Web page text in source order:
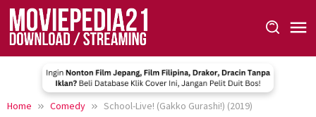
Skip
content
Home Comedy
School-Live! (Gakko Gurashi!) (2019)